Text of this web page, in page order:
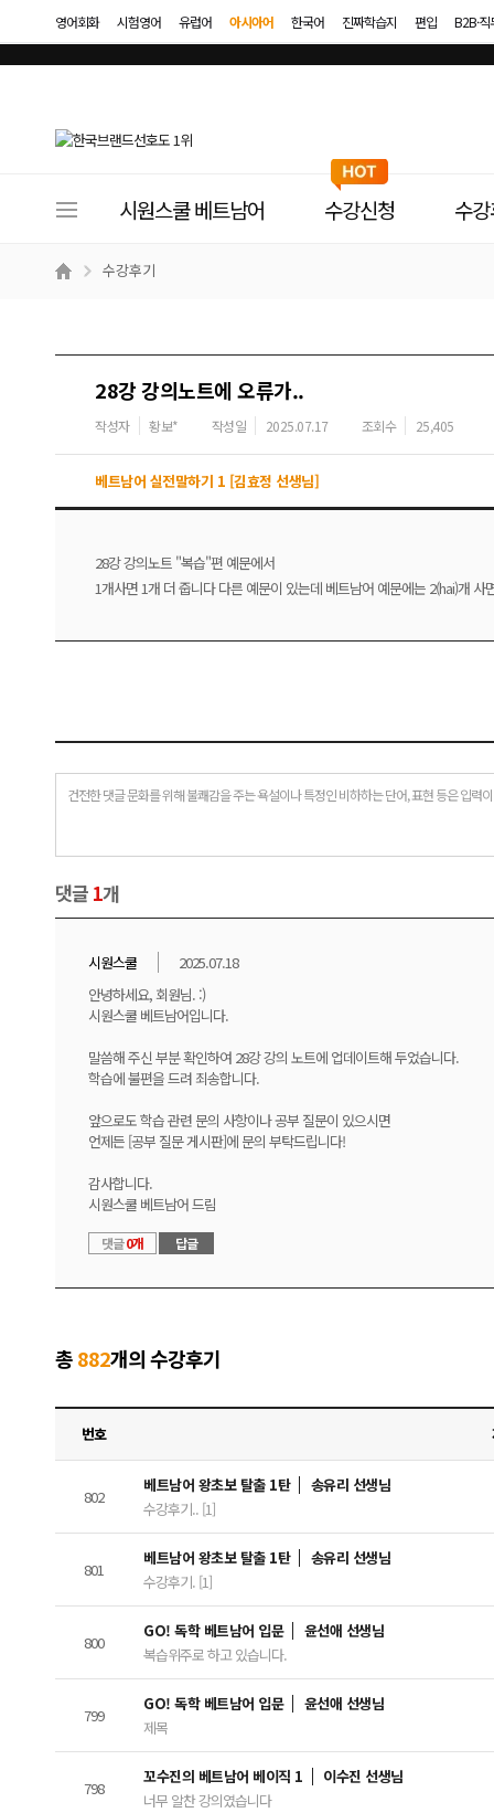
영어회화 시험영어 유럽어 아시아어 한국어 진짜학습지 편입 B2B·
이
메
시원스쿨 베트남어 수강신청 수
수강후기
28강 강의노트에 오류가..
작성자 황보* 작성일 2025.07.17 조회수 25,405
베트남어 실전말하기 1 [김효정 선생님]
28강 강의노트 "복습"편 예문에서
1개사면 1개 더 줍니다 다른 예문이 있는데 베트남어 예문에는 2(hai)개
건전한 댓글 문화를 위해 불쾌감을 주는 욕설이나 특정인 비하하는 단어, 표현 등은 입력
댓글 1개
시원스쿨
2025.07.18
안녕하세요, 회원님. :)
시원스쿨 베트남어입니다.
말씀해 주신 부분 확인하여 28강 강의 노트에 업데이트해 두었습니다.
학습에 불편을 드려 죄송합니다.
앞으로도 학습 관련 문의 사항이나 공부 질문이 있으시면
언제든 [공부 질문 게시판]에 문의 부탁드립니다!
감사합니다.
시원스쿨 베트남어 드림
댓글0개 답글
총882개의 수강후기
번호
802
베트남어 왕초보 탈출 1탄
송유리 선생님
수강후기.. [1]
801
베트남어 왕초보 탈출 1탄
송유리 선생님
수강후기. [1]
800
GO! 독학 베트남어 입문
윤선애 선생님
복습위주로 하고 있습니다.
799
GO! 독학 베트남어 입문
윤선애 선생님
제목
798
꼬수진의 베트남어 베이직 1
이수진 선생님
너무 알찬 강의였습니다